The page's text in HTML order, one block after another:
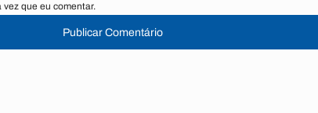
que eu comentar.
Publicar Comentário